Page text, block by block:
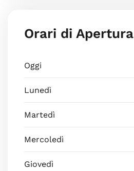
Orari di Apertura
Oggi
Lunedì
Martedì
Mercoledì
Giovedì